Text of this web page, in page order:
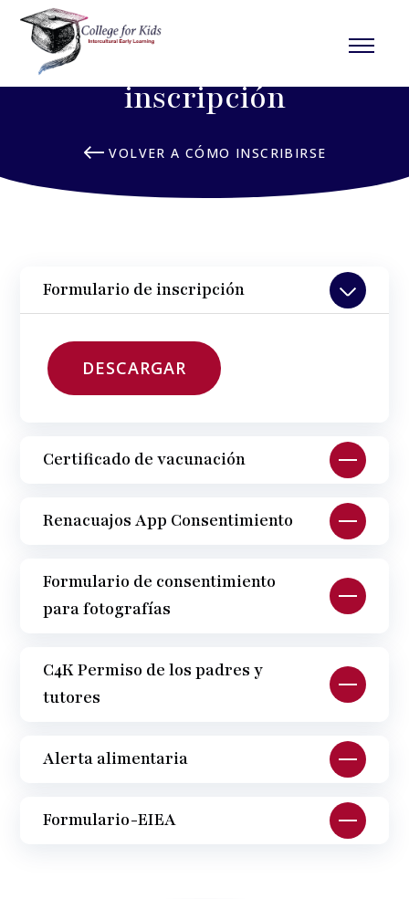
Formularios de
inscripción
VOLVER A CÓMO INSCRIBIRSE
Formulario de inscripción
DESCARGAR
Certificado de vacunación
Renacuajos App Consentimiento
Formulario de consentimiento
para fotografías
C4K Permiso de los padres y
tutores
Alerta alimentaria
Formulario-EIEA